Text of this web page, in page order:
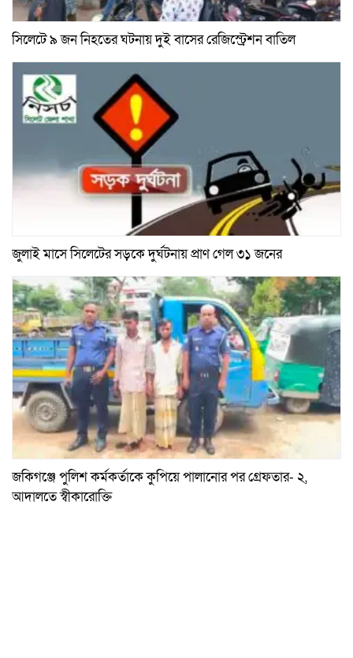
সিলেটে ৯ জন নিহতের ঘটনায় দুই বাসের রেজিস্ট্রেশন বাতিল
জুলাই মাসে সিলেটের সড়কে দুর্ঘটনায় প্রাণ গেল ৩১ জনের
জকিগঞ্জে পুলিশ কর্মকর্তাকে কুপিয়ে পালানোর পর গ্রেফতার- ২,
আদালতে স্বীকারোক্তি